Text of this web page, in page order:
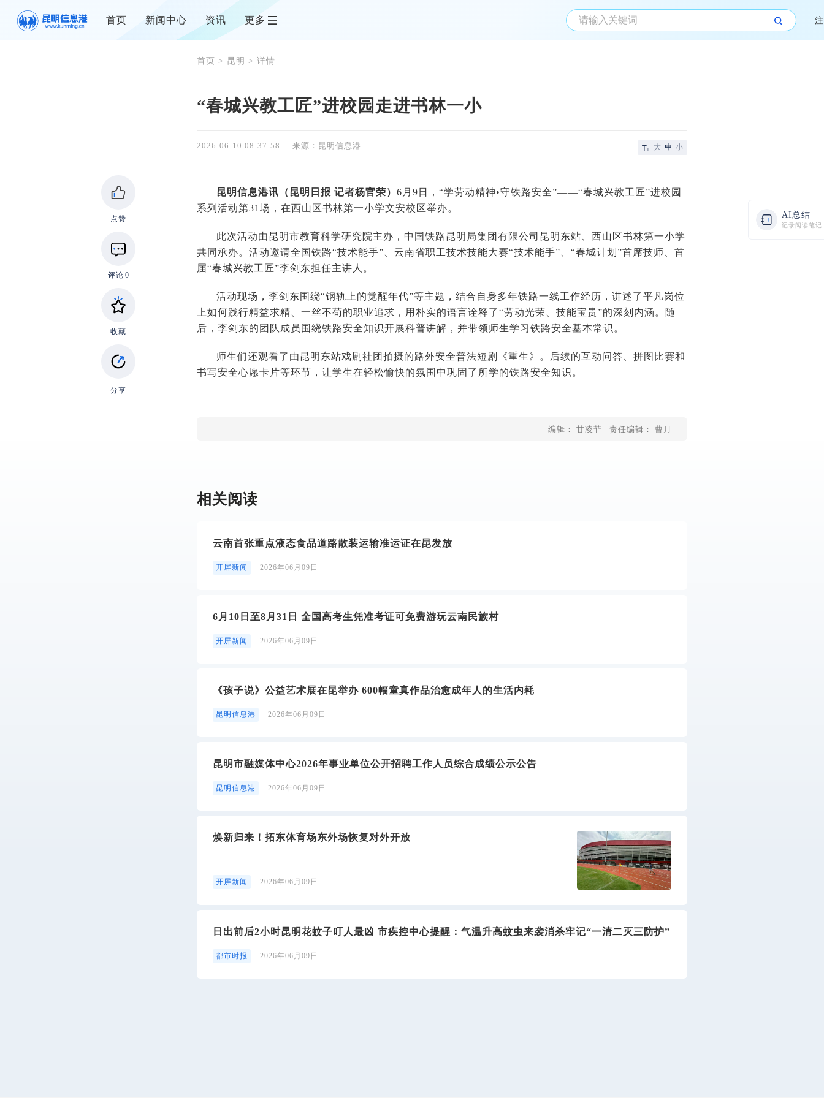
首页 新闻中心 资讯 更多
点赞
评论 0
收藏
分享
AI总结
记录阅读笔记
首页 > 昆明 > 详情
“春城兴教工匠”进校园走进书林一小
2026-06-10 08:37:58 来源：昆明信息港 大 中 小
昆明信息港讯（昆明日报 记者杨官荣） 6月9日，“学劳动精神•守铁路安全”——“春城兴教工匠”进校园
系列活动第31场，在西山区书林第一小学文安校区举办。
此次活动由昆明市教育科学研究院主办，中国铁路昆明局集团有限公司昆明东站、西山区书林第一小学
共同承办。活动邀请全国铁路“技术能手”、云南省职工技术技能大赛“技术能手”、“春城计划”首席技师、首
届“春城兴教工匠”李剑东担任主讲人。
活动现场，李剑东围绕“钢轨上的觉醒年代”等主题，结合自身多年铁路一线工作经历，讲述了平凡岗位
上如何践行精益求精、一丝不苟的职业追求，用朴实的语言诠释了“劳动光荣、技能宝贵”的深刻内涵。随
后，李剑东的团队成员围绕铁路安全知识开展科普讲解，并带领师生学习铁路安全基本常识。
师生们还观看了由昆明东站戏剧社团拍摄的路外安全普法短剧《重生》。后续的互动问答、拼图比赛和
书写安全心愿卡片等环节，让学生在轻松愉快的氛围中巩固了所学的铁路安全知识。
编辑： 甘凌菲 责任编辑： 曹月
相关阅读
云南首张重点液态食品道路散装运输准运证在昆发放
开屏新闻 2026年06月09日
6月10日至8月31日 全国高考生凭准考证可免费游玩云南民族村
开屏新闻 2026年06月09日
《孩子说》公益艺术展在昆举办 600幅童真作品治愈成年人的生活内耗
昆明信息港 2026年06月09日
昆明市融媒体中心2026年事业单位公开招聘工作人员综合成绩公示公告
昆明信息港 2026年06月09日
焕新归来！拓东体育场东外场恢复对外开放
开屏新闻 2026年06月09日
日出前后2小时昆明花蚊子叮人最凶 市疾控中心提醒：气温升高蚊虫来袭消杀牢记“一清二灭三防护”
都市时报 2026年06月09日